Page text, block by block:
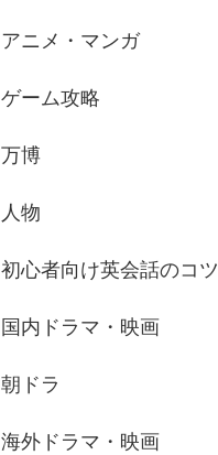
アニメ・マンガ
ゲーム攻略
万博
人物
初心者向け英会話のコツ
国内ドラマ・映画
朝ドラ
海外ドラマ・映画